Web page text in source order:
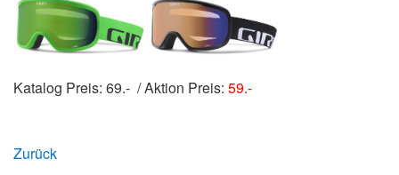
Katalog Preis: 69.- / Aktion Preis: 59.-
Zurück